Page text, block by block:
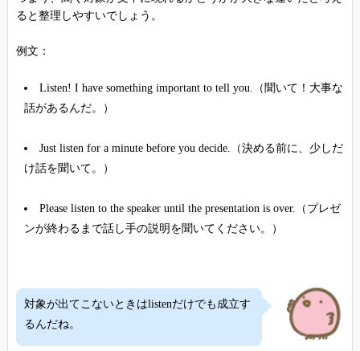
ると整理しやすいでしょう。
例文：
Listen! I have something important to tell you.（聞いて！大事な
話があるんだ。）
Just listen for a minute before you decide.（決める前に、少しだ
け話を聞いて。）
Please listen to the speaker until the presentation is over.（プレゼ
ンが終わるまで話し手の説明を聞いてください。）
対象が出てこないときはlistenだけでも成立す
るんだね。